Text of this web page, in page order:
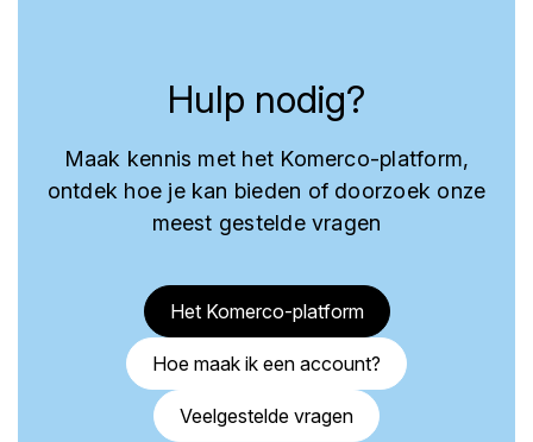
Hulp nodig?
Maak kennis met het Komerco-platform,
ontdek hoe je kan bieden of doorzoek onze
meest gestelde vragen
Het Komerco-platform
Hoe maak ik een account?
Veelgestelde vragen